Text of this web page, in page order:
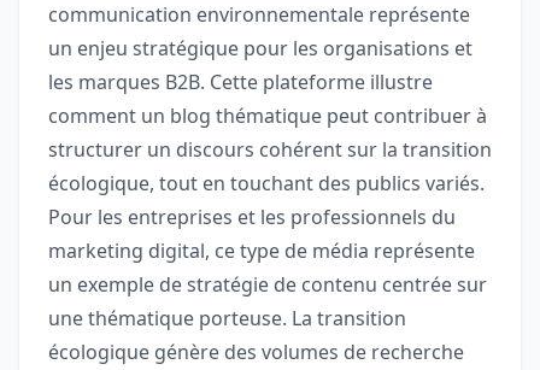
communication environnementale représente
un enjeu stratégique pour les organisations et
les marques B2B. Cette plateforme illustre
comment un blog thématique peut contribuer à
structurer un discours cohérent sur la transition
écologique, tout en touchant des publics variés.
Pour les entreprises et les professionnels du
marketing digital, ce type de média représente
un exemple de stratégie de contenu centrée sur
une thématique porteuse. La transition
écologique génère des volumes de recherche